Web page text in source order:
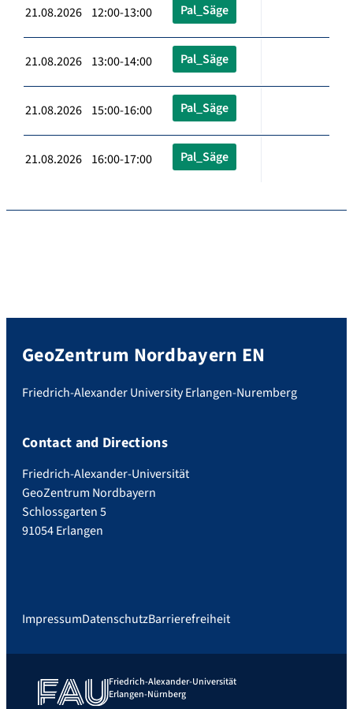
21.08.2026 12:00-13:00 Pal_Säge
21.08.2026 13:00-14:00 Pal_Säge
21.08.2026 15:00-16:00 Pal_Säge
21.08.2026 16:00-17:00 Pal_Säge
GeoZentrum Nordbayern EN
Friedrich-Alexander University Erlangen-Nuremberg
Contact and Directions
Friedrich-Alexander-Universität
GeoZentrum Nordbayern
Schlossgarten 5
91054 Erlangen
ImpressumDatenschutzBarrierefreiheit
Friedrich-Alexander-Universität
Erlangen-Nürnberg